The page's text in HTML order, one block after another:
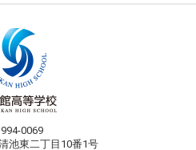
0069
池東二丁目10番1号